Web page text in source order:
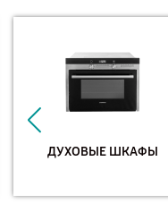
ДУХОВЫЕ ШКАФЫ